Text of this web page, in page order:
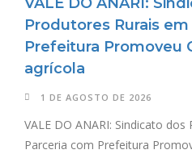
Produtores Rurais
Prefeitura Promoveu
agrícola
1 DE AGOSTO DE 2026
VALE DO ANARI: Sindicato
Parceria com Prefeitura